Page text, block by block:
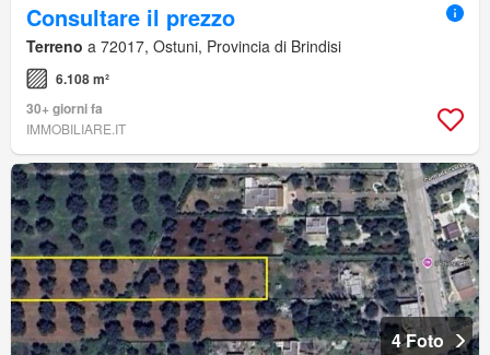
Consultare il prezzo
Terreno a 72017, Ostuni, Provincia di Brindisi
6.108 m²
30+ giorni fa
IMMOBILIARE.IT
4 Foto